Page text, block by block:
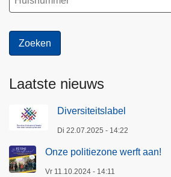
Laatste nieuws
Diversiteitslabel
Di 22.07.2025 - 14:22
Onze politiezone werft aan!
Vr 11.10.2024 - 14:11